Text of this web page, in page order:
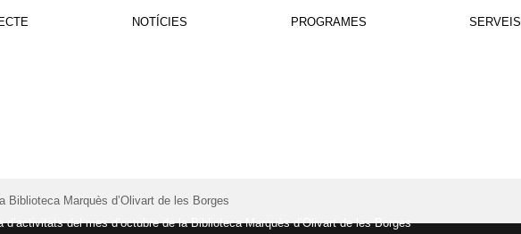
NOTÍCIES PROGRAMES SERVEIS
Biblioteca Marquès d’Olivart de les Borges